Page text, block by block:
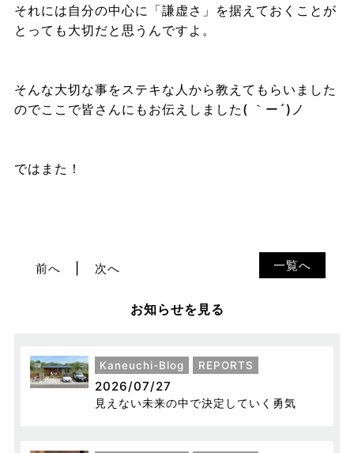
それには自分の中心に「謙虚さ」を据えておくことが
とっても大切だと思うんですよ。
そんな大切な事をステキな人から教えてもらいました
のでここで皆さんにもお伝えしました( ｀ー´)ノ
ではまた！
一覧へ
前へ 次へ
お知らせを見る
Kaneuchi-Blog REPORTS
2026/07/27
見えない未来の中で決定していく勇気